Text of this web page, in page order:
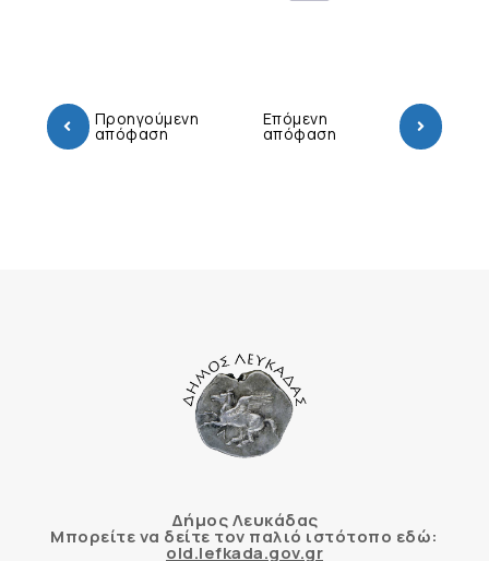
Προηγούμενη
απόφαση
Επόμενη
απόφαση
Δήμος Λευκάδας
Μπορείτε να δείτε τον παλιό ιστότοπο εδώ:
old.lefkada.gov.gr